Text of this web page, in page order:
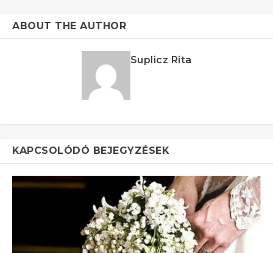
ABOUT THE AUTHOR
Suplicz Rita
KAPCSOLÓDÓ BEJEGYZÉSEK